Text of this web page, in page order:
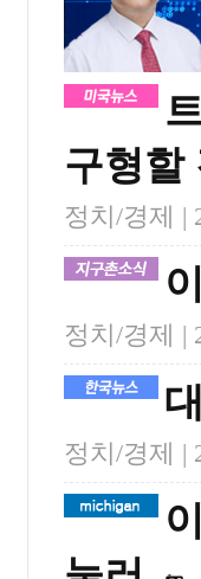
구형할
정치/경제 |
정치/경제 |
정치/경제 |